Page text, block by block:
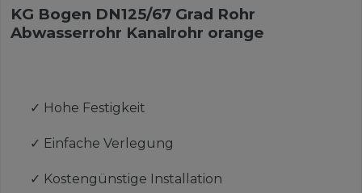
KG Bogen DN125/67 Grad Rohr
Abwasserrohr Kanalrohr orange
✓ Hohe Festigkeit
✓ Einfache Verlegung
✓ Kostengünstige Installation